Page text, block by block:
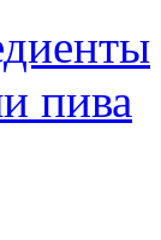
пива